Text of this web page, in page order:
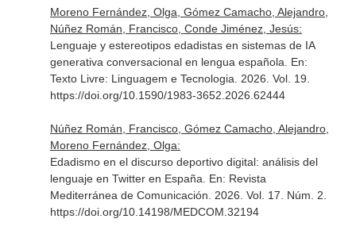
Moreno Fernández, Olga, Gómez Camacho, Alejandro,
Núñez Román, Francisco, Conde Jiménez, Jesús:
Lenguaje y estereotipos edadistas en sistemas de IA
generativa conversacional en lengua española. En:
Texto Livre: Linguagem e Tecnologia . 2026. Vol. 19.
https://doi.org/10.1590/1983-3652.2026.62444
Núñez Román, Francisco, Gómez Camacho, Alejandro,
Moreno Fernández, Olga:
Edadismo en el discurso deportivo digital: análisis del
lenguaje en Twitter en España. En: Revista
Mediterránea de Comunicación . 2026. Vol. 17. Núm. 2.
https://doi.org/10.14198/MEDCOM.32194